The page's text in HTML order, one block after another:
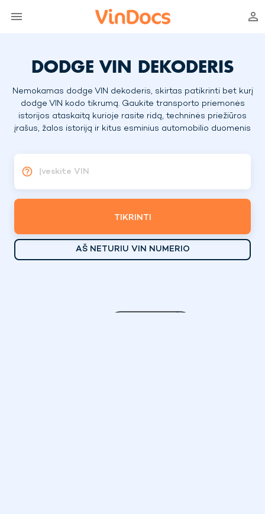
DODGE VIN DEKODERIS
Nemokamas dodge VIN dekoderis, skirtas patikrinti bet kurį
dodge VIN kodo tikrumą. Gaukite transporto priemonės
istorijos ataskaitą kurioje rasite ridą, techninės priežiūros
įrašus, žalos istoriją ir kitus esminius automobilio duomenis
Įveskite VIN
TIKRINTI
AŠ NETURIU VIN NUMERIO